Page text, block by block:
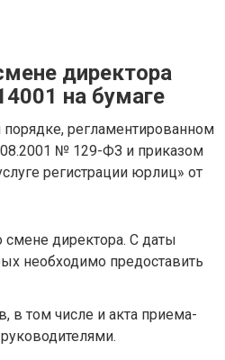
директора
на бумаге
регламентированном
№ 129-ФЗ и приказом
регистрации юрлиц» от
директора. С даты
необходимо предоставить
в том числе и акта приема-